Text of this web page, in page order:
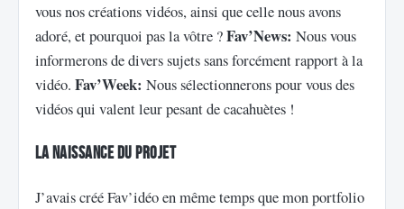
vous nos créations vidéos, ainsi que celle nous avons
adoré, et pourquoi pas la vôtre ?Fav’News: Nous vous
informerons de divers sujets sans forcément rapport à la
vidéo. Fav’Week: Nous sélectionnerons pour vous des
vidéos qui valent leur pesant de cacahuètes !
La naissance du projet
J’avais créé Fav’idéo en même temps que mon portfolio